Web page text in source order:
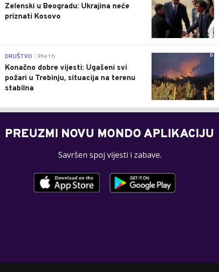
Zelenski u Beogradu: Ukrajina neće
priznati Kosovo
0
DRUŠTVO Pre 1 h
Konačno dobre vijesti: Ugašeni svi
požari u Trebinju, situacija na terenu
stabilna
PREUZMI NOVU MONDO APLIKACIJU
Savršen spoj vijesti i zabave.